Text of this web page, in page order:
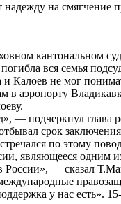
на смягчение
кантональном
вся семья
Калоев не мог
аэропорту
— подчеркнул глава
срок
по этому
являющееся одним
России», — сказал
у нас есть».